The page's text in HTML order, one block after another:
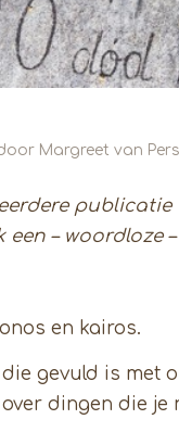
Margreet van
publicatie
–
en kairos.
gevuld is met
dingen die